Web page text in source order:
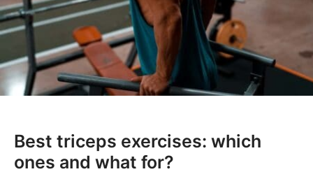
Best triceps exercises: which
ones and what for?